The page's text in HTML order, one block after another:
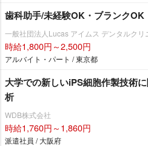
歯科助手/未経験OK・ブランクOK
一般社団法人Lucas アイムス デンタルクリ
時給1,800円～2,500円
アルバイト・パート / 東京都
大学での新しいiPS細胞作製技術
析
WDB株式会社
時給1,760円～1,860円
派遣社員 / 大阪府